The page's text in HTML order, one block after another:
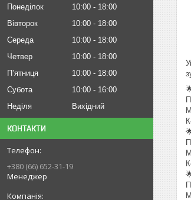
Понеділок 10:00
18:00
Вівторок
10:00
18:00
Середа
10:00
18:00
Четвер
10:00
18:00
Пʼятниця
10:00
18:00
Субота
10:00
16:00
Неділя
Вихідний
КОНТАКТИ
+380 (66) 652-31-19
Менеджер